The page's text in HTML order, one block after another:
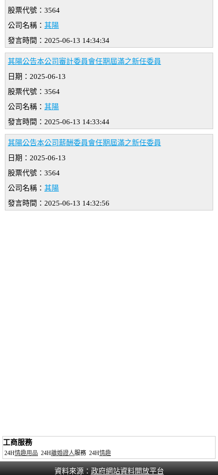
股票代號：3564
公司名稱： 其陽
發言時間：2025-06-13 14:34:34
其陽公告本公司審計委員會任期屆滿之新任委員
日期：2025-06-13
股票代號：3564
公司名稱： 其陽
發言時間：2025-06-13 14:33:44
其陽公告本公司薪酬委員會任期屆滿之新任委員
日期：2025-06-13
股票代號：3564
公司名稱： 其陽
發言時間：2025-06-13 14:32:56
工商服務
24H情趣用品 24H離婚證人服務 24H情趣
資料來源： 政府網站資料開放平台